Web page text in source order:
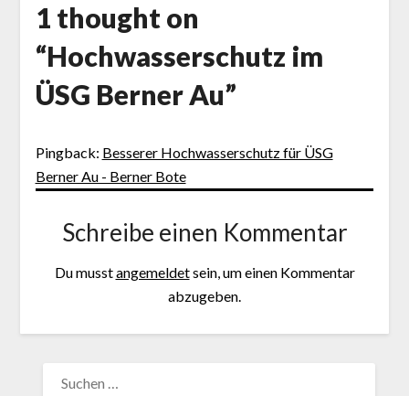
1 thought on
“Hochwasserschutz im
ÜSG Berner Au”
Pingback: Besserer Hochwasserschutz für ÜSG
Berner Au - Berner Bote
Schreibe einen Kommentar
Du musstangemeldetsein, um einen Kommentar
abzugeben.